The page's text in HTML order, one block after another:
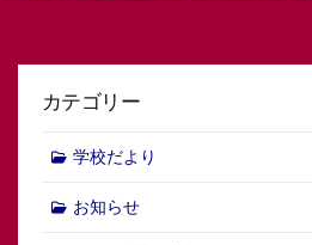
カテゴリー
学校だより
お知らせ